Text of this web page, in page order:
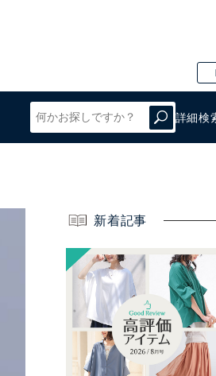
詳細検
新着記事